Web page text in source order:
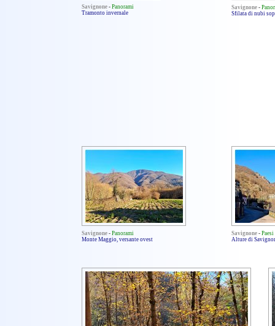
Savignone - Panorami
Tramonto invernale
Savignone -
Sfilata di nubi
Savignone - Panorami
Monte Maggio, versante ovest
Savignone - Paesi
Alture di